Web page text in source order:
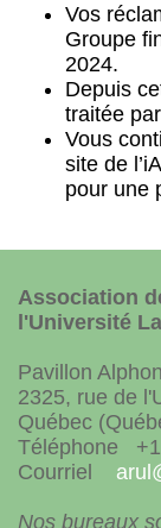
Vos
Groupe
2024.
Depuis
traitée
Vous
site de
pour une
Association
l'Université
Pavillon
2325, rue de
Québec
Téléphone
Courriel
Nos bureaux